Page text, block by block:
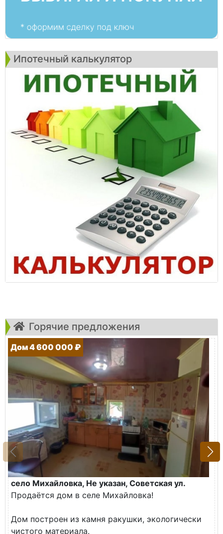
Ипотечный калькулятор
Горячие предложения
Дом 4 600 000 ₽
село Михайловка, Не указан, Советская ул.
Продаётся дом в селе Михайловка!
Дом построен из камня ракушки, экологически
чистого материала.